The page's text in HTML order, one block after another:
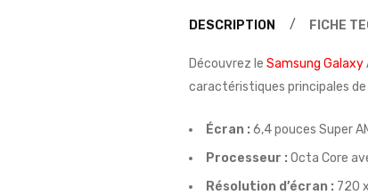
DESCRIPTION FICHE
Découvrez le Samsung Galaxy
caractéristiques principales
Écran : 6,4 pouces Super
Processeur : Octa Core
Résolution d’écran : 720